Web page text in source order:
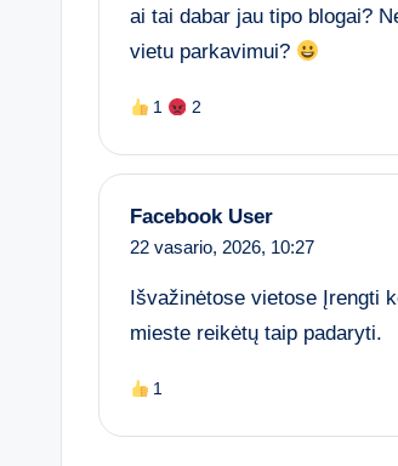
ai tai dabar jau tipo blogai?
vietu parkavimui?
1 2
Facebook User
22 vasario, 2026, 10:27
Išvažinėtose vietose Įrengti
mieste reikėtų taip padaryti.
1